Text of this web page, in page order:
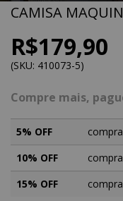
CAMISA
R$179,90
(SKU: 410073-5)
Compre mais,
5% OFF
10% OFF
15% OFF